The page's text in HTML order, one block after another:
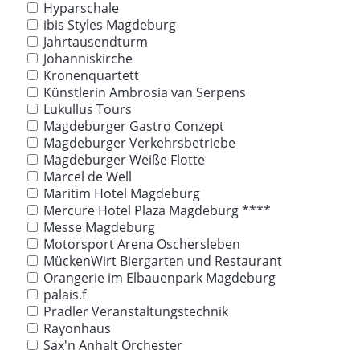
Hyparschale
ibis Styles Magdeburg
Jahrtausendturm
Johanniskirche
Kronenquartett
Künstlerin Ambrosia van Serpens
Lukullus Tours
Magdeburger Gastro Conzept
Magdeburger Verkehrsbetriebe
Magdeburger Weiße Flotte
Marcel de Well
Maritim Hotel Magdeburg
Mercure Hotel Plaza Magdeburg ****
Messe Magdeburg
Motorsport Arena Oschersleben
MückenWirt Biergarten und Restaurant
Orangerie im Elbauenpark Magdeburg
palais.f
Pradler Veranstaltungstechnik
Rayonhaus
Sax'n Anhalt Orchester